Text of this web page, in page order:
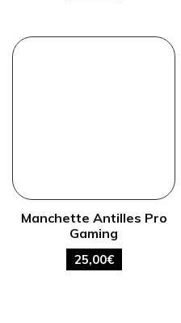
Manchette Antilles Pro
Gaming
25,00€